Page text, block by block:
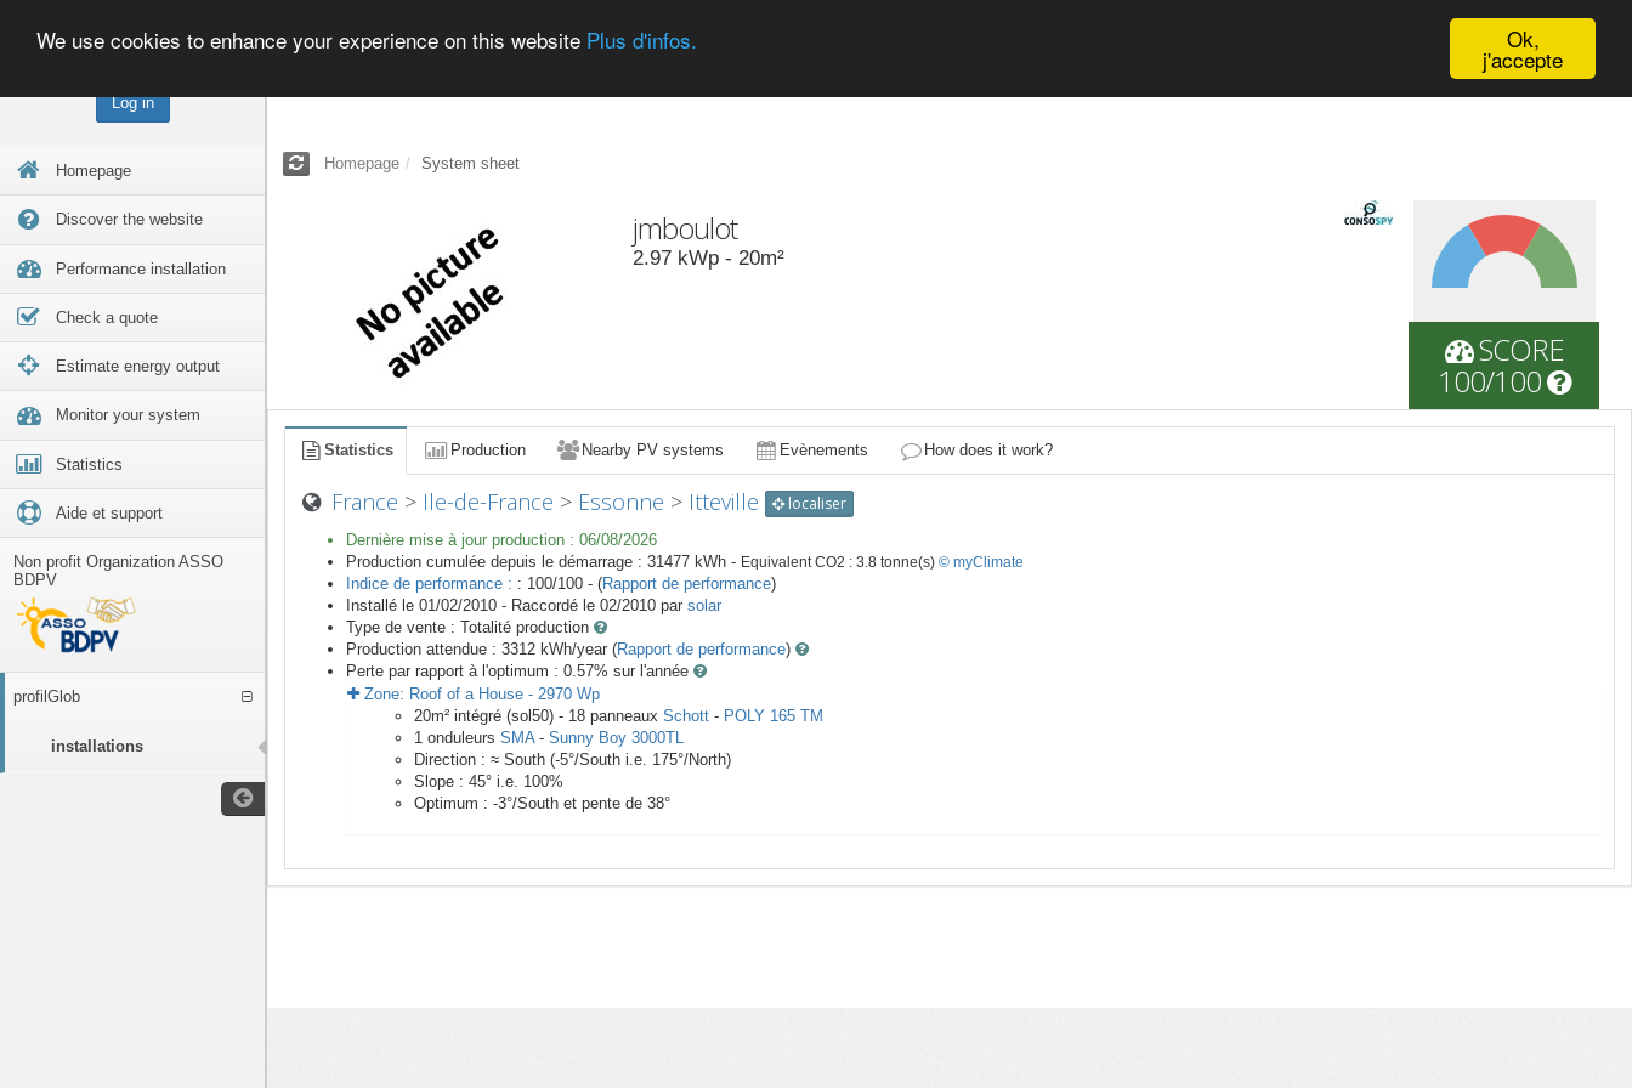
Log in
Homepage
Discover the website
Performance installation
Check a quote
Estimate energy output
Monitor your system
Statistics
Aide et support
Non profit Organization ASSO
BDPV
profilGlob
installations
Ok,
j'accepte
We use cookies to enhance your experience on this website Plus d'infos.
Homepage System sheet
jmboulot
2.97 kWp - 20m²
SCORE
100/100
Statistics Production Nearby PV systems Evènements How does it work?
France > Ile-de-France > Essonne > Itteville localiser
Dernière mise à jour production : 06/08/2026
Production cumulée depuis le démarrage : 31477 kWh - Equivalent CO2 : 3.8 tonne(s) © myClimate
Indice de performance : : 100/100 - (Rapport de performance)
Installé le 01/02/2010 - Raccordé le 02/2010 par solar
Type de vente : Totalité production
Production attendue : 3312 kWh/year (Rapport de performance)
Perte par rapport à l'optimum : 0.57% sur l'année
Zone: Roof of a House - 2970 Wp
20m² intégré (sol50) - 18 panneaux Schott - POLY 165 TM
1 onduleurs SMA- Sunny Boy 3000TL
Direction : ≈ South (-5°/South i.e. 175°/North)
Slope : 45° i.e. 100%
Optimum : -3°/South et pente de 38°